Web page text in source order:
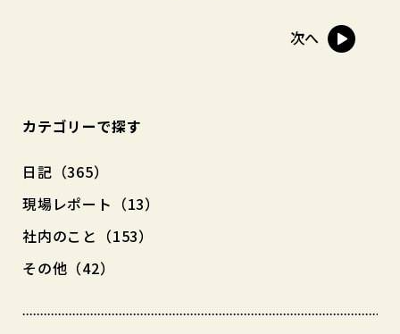
次へ
カテゴリーで探す
日記（365）
現場レポート（13）
社内のこと（153）
その他（42）